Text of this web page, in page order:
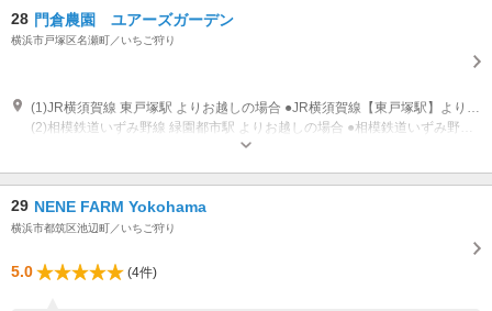
28 門倉農園 ユアーズガーデン
横浜市戸塚区名瀬町／いちご狩り
(1)JR横須賀線 東戸塚駅 よりお越しの場合 ●JR横須賀線【東戸塚駅】より、緑園都市駅行きバスで10分【中村】バス停下車1分 バス停乗り場は、改札出て左の東口（オーロラモール側）階段を下り【2番乗り場】です。
29 NENE FARM Yokohama
横浜市都筑区池辺町／いちご狩り
5.0 (4件)